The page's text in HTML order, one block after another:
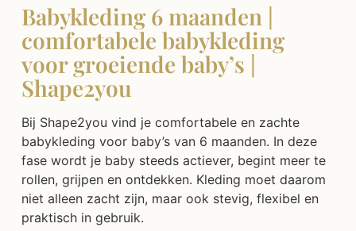
Babykleding 6 maanden |
comfortabele babykleding
voor groeiende baby’s |
Shape2you
Bij Shape2you vind je comfortabele en zachte
babykleding voor baby’s van 6 maanden. In deze
fase wordt je baby steeds actiever, begint meer te
rollen, grijpen en ontdekken. Kleding moet daarom
niet alleen zacht zijn, maar ook stevig, flexibel en
praktisch in gebruik.